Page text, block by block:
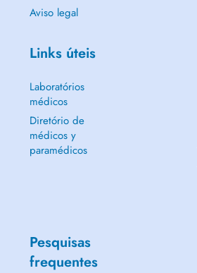
Aviso legal
Links úteis
Laboratórios
médicos
Diretório de
médicos y
paramédicos
Pesquisas
frequentes